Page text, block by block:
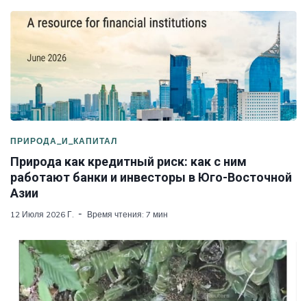
ПРИРОДА_И_КАПИТАЛ
Природа как кредитный риск: как с ним
работают банки и инвесторы в Юго-Восточной
Азии
12 Июля 2026 Г. Время чтения: 7 мин